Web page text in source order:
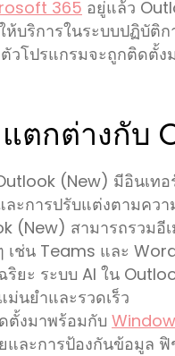
365 อยู่แล้ว
ห้บริการในระบบปฏิบัติ
วโปรแกรมจะถูกติดตั้
ตกต่างกับ
(New) มีอินเทอ
ะการปรับแต่งตามควา
(New) สามารถรวมอี
ช่น Teams และ
ยะ ระบบ AI ใน
นยำและรวดเร็ว
ตั้งมาพร้อมกับ
และการป้องกันข้อมูล